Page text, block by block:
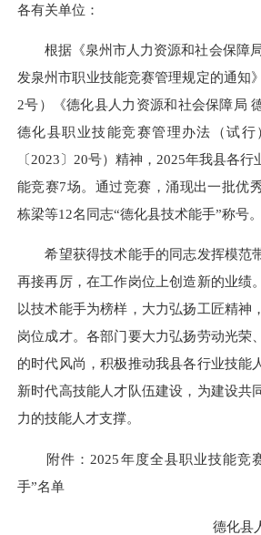
各有关单位：
根据《泉州市人力资源和社会保障
发泉州市职业技能竞赛管理规定的通知
2号）《德化县人力资源和社会保障局
德化县职业技能竞赛管理办法（试行
〔2023〕20号）精神，2025年我县各
能竞赛7场。通过竞赛，涌现出一批优
栋梁等12名同志“德化县技术能手”称号。
希望获得技术能手的同志发挥模范带
再接再厉，在工作岗位上创造新的业绩
以技术能手为榜样，大力弘扬工匠精神
岗位成才。各部门要大力弘扬劳动光荣
的时代风尚，积极推动我县各行业技能
新时代高技能人才队伍建设，为建设共
力的技能人才支撑。
附件：2025年度全县职业技能竞
手”名单
德化县人